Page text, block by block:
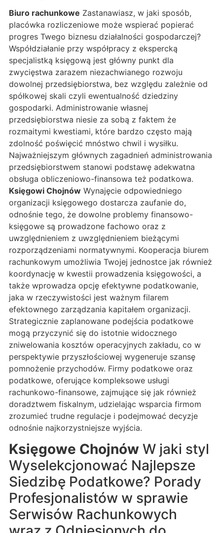
Biuro rachunkowe Zastanawiasz, w jaki sposób,
placówka rozliczeniowe może wspierać popierać
progres Twego biznesu działalności gospodarczej?
Współdziałanie przy współpracy z ekspercką
specjalistką księgową jest główny punkt dla
zwycięstwa zarazem niezachwianego rozwoju
dowolnej przedsiębiorstwa, bez względu zależnie od
spółkowej skali czyli ewentualność dziedziny
gospodarki. Administrowanie własnej
przedsiębiorstwa niesie za sobą z faktem że
rozmaitymi kwestiami, które bardzo często mają
zdolność poświęcić mnóstwo chwil i wysiłku.
Najważniejszym głównych zagadnień administrowania
przedsiębiorstwem stanowi podstawę adekwatna
obsługa obliczeniowo-finansowa też podatkowa.
Księgowi Chojnów Wynajęcie odpowiedniego
organizacji księgowego dostarcza zaufanie do,
odnośnie tego, że dowolne problemy finansowo-
księgowe są prowadzone fachowo oraz z
uwzględnieniem z uwzględnieniem bieżącymi
rozporządzeniami normatywnymi. Kooperacja biurem
rachunkowym umożliwia Twojej jednostce jak również
koordynację w kwestii prowadzenia księgowości, a
także wprowadza opcję efektywne podatkowanie,
jaka w rzeczywistości jest ważnym filarem
efektownego zarządzania kapitałem organizacji.
Strategicznie zaplanowane podejścia podatkowe
mogą przyczynić się do istotnie widocznego
zniwelowania kosztów operacyjnych zakładu, co w
perspektywie przyszłościowej wygeneruje szansę
pomnożenie przychodów. Firmy podatkowe oraz
podatkowe, oferujące kompleksowe usługi
rachunkowo-finansowe, zajmujące się jak również
doradztwem fiskalnym, udzielając wsparcia firmom
zrozumieć trudne regulacje i podejmować decyzje
odnośnie najkorzystniejsze wyjścia.
Księgowe Chojnów W jaki styl
Wyselekcjonować Najlepsze
Siedzibę Podatkowe? Porady
Profesjonalistów w sprawie
Serwisów Rachunkowych